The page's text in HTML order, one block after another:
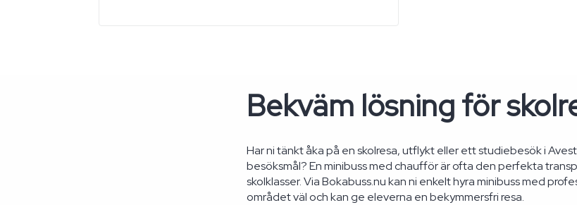
Bekväm lösning för
Har ni tänkt åka på en skolresa, utflykt eller ett studiebesök i
besöksmål? En minibuss med chaufför är ofta den perfekta
skolklasser. Via Bokabuss.nu kan ni enkelt hyra minibuss med
området väl och kan ge eleverna en bekymmersfri resa.